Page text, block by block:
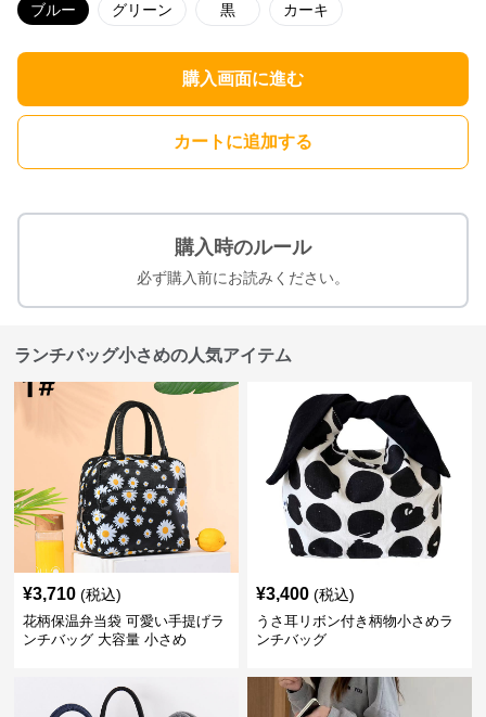
ブルー グリーン 黒 カーキ
購入画面に進む
カートに追加する
購入時のルール
必ず購入前にお読みください。
ランチバッグ小さめの人気アイテム
¥3,710 (税込)
花柄保温弁当袋 可愛い手提げラ
ンチバッグ 大容量 小さめ
¥3,400 (税込)
うさ耳リボン付き柄物小さめラ
ンチバッグ